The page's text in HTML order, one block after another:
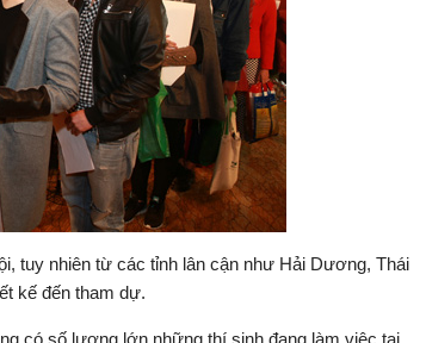
tuy nhiên từ các tỉnh lân cận như Hải Dương, Thái
kế đến tham dự.
có số lượng lớn những thí sinh đang làm việc tại